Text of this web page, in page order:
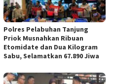
Polres Pelabuhan Tanjung
Priok Musnahkan Ribuan
Etomidate dan Dua Kilogram
Sabu, Selamatkan 67.890 Jiwa